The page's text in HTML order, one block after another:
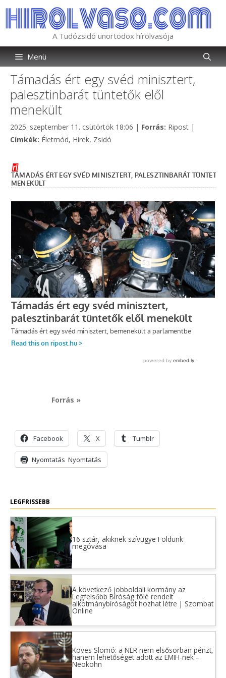
tartalomba
A Tudózsidó unortodox hírolvasója
Menü
Támadás ért egy svéd minisztert,
palesztinbarát tüntetők elől
menekült
2025. szeptember 11. csütörtök 18:06 | Forrás: Kategória
Ripost |
Címkék: Címkék
Életmód, Hírek, Zsidó
Forrás »
Facebook X Tumblr
Nyomtatás Nyomtatás
LEGFRISSEBB
16 sztár, akiknek szívügye Földünk
megóvása
A következő jobboldali kormány az
Legfelsőbb Bíróság fölé rendelt
alkotmánybíróságot hozhat létre | Szombat
Online
Köves Slomó: a NER nem elsősorban pénzt,
hanem lehetőséget adott az EMIH-nek –
Neokohn